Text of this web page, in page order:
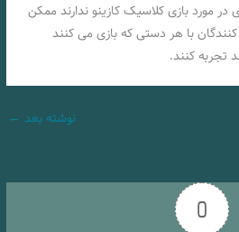
در مورد بازی کلاسیک کازینو ندارند ممکن
با هر دستی که بازی می کنند
تجربه کنند.
نوشته بعد ←
0